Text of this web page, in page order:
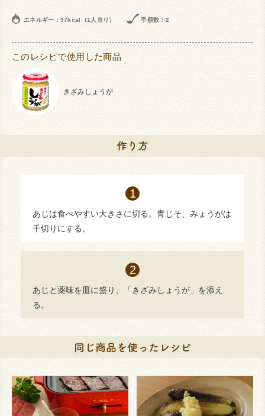
エネルギー：97kcal（1人当り） 手順数：2
このレシピで使用した商品
きざみしょうが
あじは食べやすい大きさに切る。青じそ、みょうがは
千切りにする。
あじと薬味を皿に盛り、「きざみしょうが」を添え
る。